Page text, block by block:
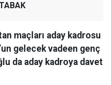
maçları aday kadrosu
gelecek vadeen genç
da aday kadroya davet